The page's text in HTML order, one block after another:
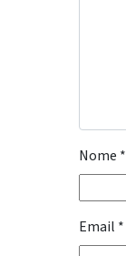
Nome *
Email *